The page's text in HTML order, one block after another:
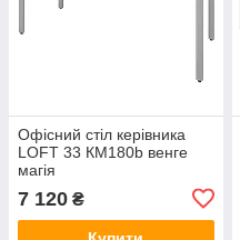
Офісний стіл керівника
LOFT 33 КM180b венге
магія
7 120 ₴